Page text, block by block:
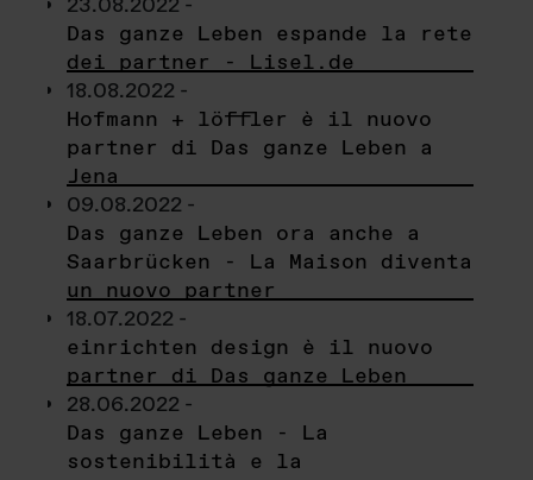
Das ganze Leben espande la rete
dei partner - Lisel.de
18.08.2022 -
Hofmann + löffler è il nuovo
partner di Das ganze Leben a
Jena
09.08.2022 -
Das ganze Leben ora anche a
Saarbrücken - La Maison diventa
un nuovo partner
18.07.2022 -
einrichten design è il nuovo
partner di Das ganze Leben
28.06.2022 -
Das ganze Leben - La
sostenibilità e la